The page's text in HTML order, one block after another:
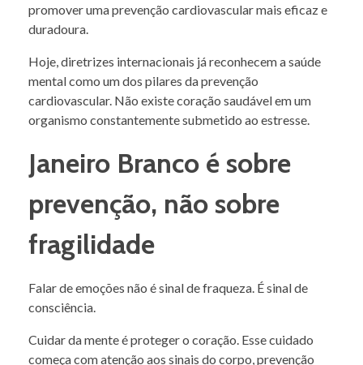
promover uma prevenção cardiovascular mais eficaz e
duradoura.
Hoje, diretrizes internacionais já reconhecem a saúde
mental como um dos pilares da prevenção
cardiovascular. Não existe coração saudável em um
organismo constantemente submetido ao estresse.
Janeiro Branco é sobre
prevenção, não sobre
fragilidade
Falar de emoções não é sinal de fraqueza. É sinal de
consciência.
Cuidar da mente é proteger o coração. Esse cuidado
começa com atenção aos sinais do corpo, prevenção